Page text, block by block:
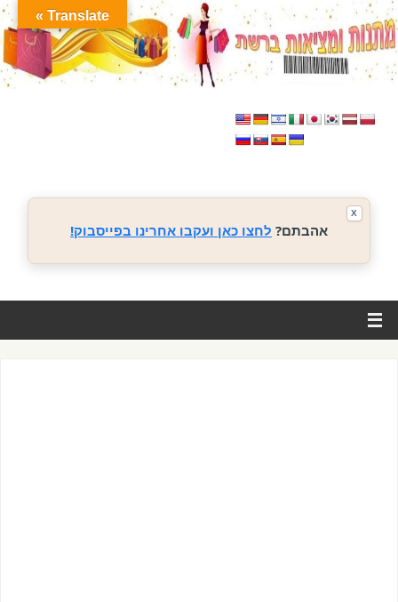
אהבתם? לחצו כאן ועקבו אחרינו בפייסבוק!
X
Translate »